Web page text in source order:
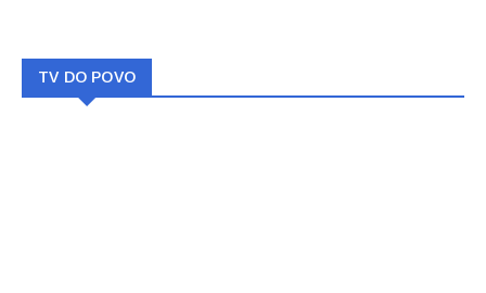
TV DO POVO